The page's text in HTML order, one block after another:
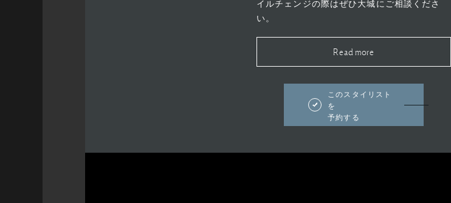
イルチェンジの際はぜひ大城にご相談くださ
い。
Read more
このスタイリスト
を
予約する